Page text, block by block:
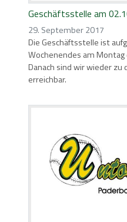
Geschäftsstelle am
29. September 2017
Die Geschäftsstelle ist
Wochenendes am
Danach sind wir wieder
erreichbar.